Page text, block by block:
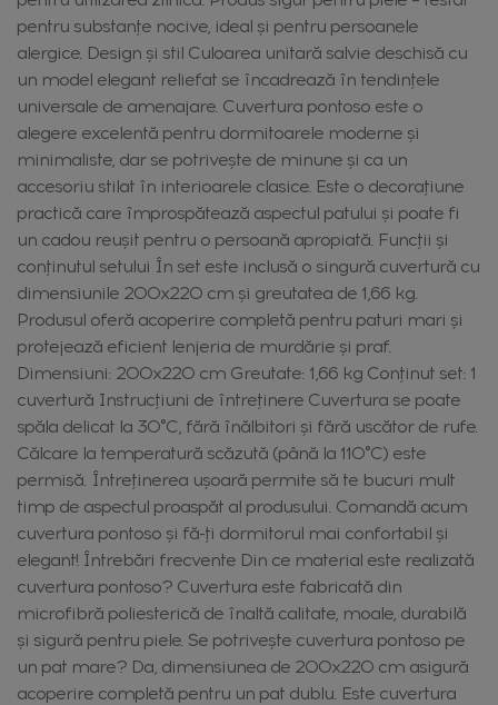
pentru substanțe nocive, ideal și pentru persoanele
alergice. Design și stil Culoarea unitară salvie deschisă cu
un model elegant reliefat se încadrează în tendințele
universale de amenajare. Cuvertura pontoso este o
alegere excelentă pentru dormitoarele moderne și
minimaliste, dar se potrivește de minune și ca un
accesoriu stilat în interioarele clasice. Este o decorațiune
practică care împrospătează aspectul patului și poate fi
un cadou reușit pentru o persoană apropiată. Funcții și
conținutul setului În set este inclusă o singură cuvertură cu
dimensiunile 200x220 cm și greutatea de 1,66 kg.
Produsul oferă acoperire completă pentru paturi mari și
protejează eficient lenjeria de murdărie și praf.
Dimensiuni: 200x220 cm Greutate: 1,66 kg Conținut set: 1
cuvertură Instrucțiuni de întreținere Cuvertura se poate
spăla delicat la 30°C, fără înălbitori și fără uscător de rufe.
Călcare la temperatură scăzută (până la 110°C) este
permisă. Întreținerea ușoară permite să te bucuri mult
timp de aspectul proaspăt al produsului. Comandă acum
cuvertura pontoso și fă-ți dormitorul mai confortabil și
elegant! Întrebări frecvente Din ce material este realizată
cuvertura pontoso? Cuvertura este fabricată din
microfibră poliesterică de înaltă calitate, moale, durabilă
și sigură pentru piele. Se potrivește cuvertura pontoso pe
un pat mare? Da, dimensiunea de 200x220 cm asigură
acoperire completă pentru un pat dublu. Este cuvertura